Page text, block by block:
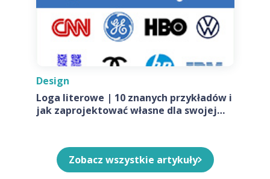
Design
Loga literowe | 10 znanych przykładów i
jak zaprojektować własne dla swojej
Zobacz wszystkie artykuły